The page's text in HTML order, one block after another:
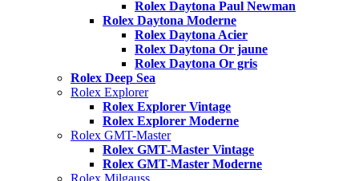
Rolex Daytona Paul Newman
Rolex Daytona Moderne
Rolex Daytona Acier
Rolex Daytona Or jaune
Rolex Daytona Or gris
Rolex Deep Sea
Rolex Explorer
Rolex Explorer Vintage
Rolex Explorer Moderne
Rolex GMT-Master
Rolex GMT-Master Vintage
Rolex GMT-Master Moderne